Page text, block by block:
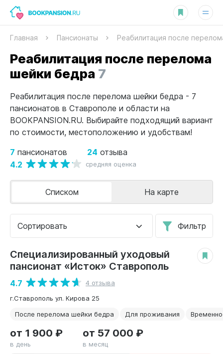
Главная Пансионаты Реабилитация после
Реабилитация после перелома
шейки бедра 7
Реабилитация после перелома шейки бедра - 7
пансионатов в Ставрополе и области на
BOOKPANSION.RU. Выбирайте подходящий вариант
по стоимости, местоположению и удобствам!
7 пансионатов 24 отзыва
4.2 средняя оценка
Сортировать Фильтр
Списком На карте
КОМФОРТ
Специализированный уходовый
пансионат «Исток» Ставрополь
4.7
4 отзыва
г.Ставрополь ул. Кирова 25
После перелома шейки бедра
Для проживания
от 1 900 ₽
в день
от 57 000 ₽
в месяц